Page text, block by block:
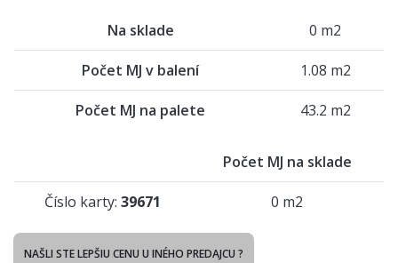
Na sklade 0 m2
Počet MJ v balení 1.08 m2
Počet MJ na palete 43.2 m2
Počet MJ na sklade
Číslo karty: 39671 0 m2
NAŠLI STE LEPŠIU CENU U INÉHO PREDAJCU ?